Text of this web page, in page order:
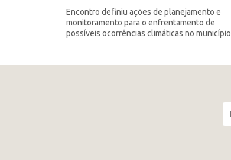
Encontro definiu ações de planejamento e
monitoramento para o enfrentamento de
possíveis ocorrências climáticas no município